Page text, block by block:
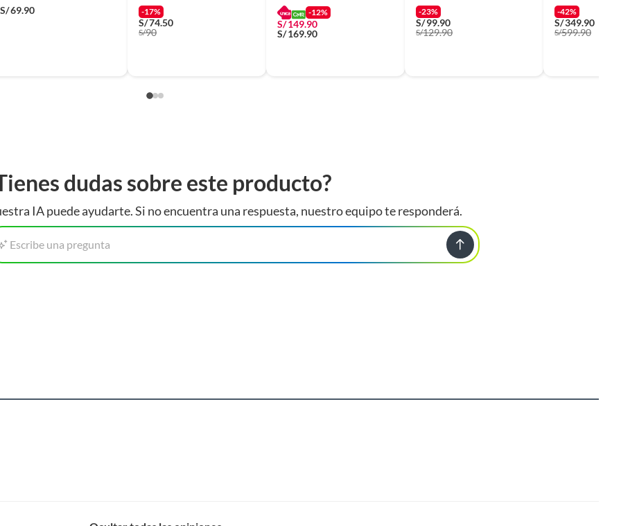
S/69.90
-17%
S/74.50
S/90
-12%
S/149.90
S/169.90
-23%
S/99.90
S/129.90
-42%
S/349.90
S/599.90
dudas sobre este producto?
IA puede ayudarte. Si no encuentra una respuesta, nuestro equipo te responderá.
Escribe una pregunta